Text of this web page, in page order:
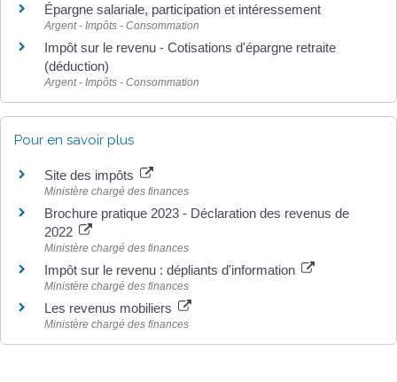
Épargne salariale, participation et intéressement
Argent - Impôts - Consommation
Impôt sur le revenu - Cotisations d'épargne retraite
(déduction)
Argent - Impôts - Consommation
Pour en savoir plus
Site des impôts
Ministère chargé des finances
Brochure pratique 2023 - Déclaration des revenus de
2022
Ministère chargé des finances
Impôt sur le revenu : dépliants d'information
Ministère chargé des finances
Les revenus mobiliers
Ministère chargé des finances